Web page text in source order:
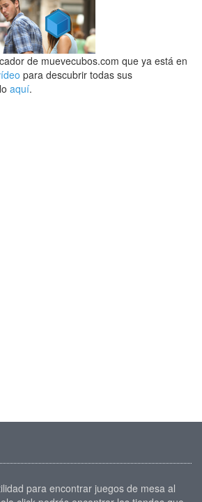
de muevecubos.com que ya está en
para descubrir todas sus
aquí.
para encontrar juegos de mesa al